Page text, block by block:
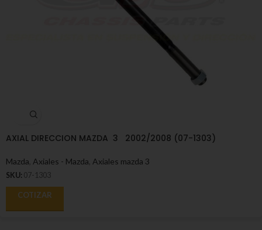
AXIAL DIRECCION MAZDA 3 2002/2008 (07-1303)
Mazda Axiales - Mazda Axiales mazda 3
SKU: 07-1303
COTIZAR